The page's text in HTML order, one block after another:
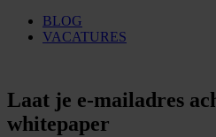
BLOG
VACATURES
Laat je e-mailadres
whitepaper